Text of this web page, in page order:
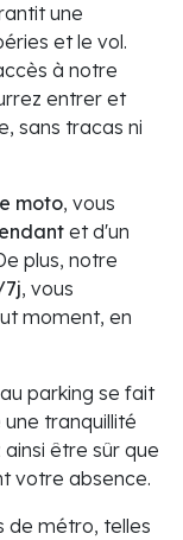
une
et le vol.
à notre
entrer et
sans tracas ni
moto, vous
et d'un
plus, notre
, vous
moment, en
parking se fait
tranquillité
être sûr que
votre absence.
de métro, telles